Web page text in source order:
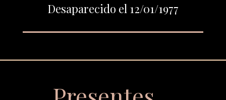
Desaparecido el 12/01/1977